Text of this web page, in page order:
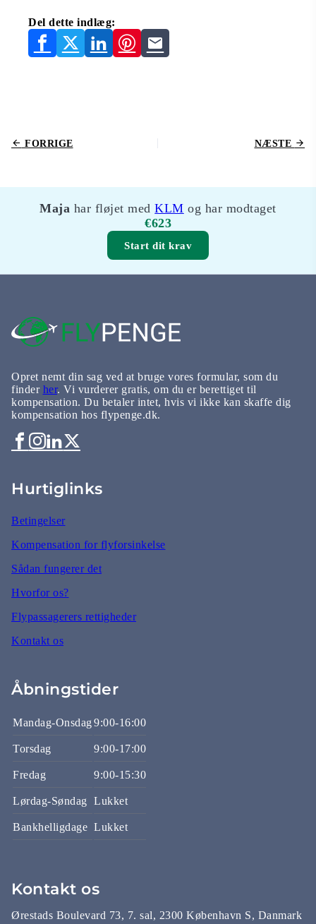
Del dette indlæg:
FORRIGE NÆSTE
Maja har fløjet medKLM og har modtaget
€623
Start dit krav
Opret nemt din sag ved at bruge vores formular, som du
finder her. Vi vurderer gratis, om du er berettiget til
kompensation. Du betaler intet, hvis vi ikke kan skaffe dig
kompensation hos flypenge.dk.
Hurtiglinks
Betingelser
Kompensation for flyforsinkelse
Sådan fungerer det
Hvorfor os?
Flypassagerers rettigheder
Kontakt os
Åbningstider
Mandag-Onsdag9:00-16:00
Torsdag 9:00-17:00
Fredag 9:00-15:30
Lørdag-Søndag Lukket
Bankhelligdage Lukket
Kontakt os
Ørestads Boulevard 73, 7. sal, 2300 København S, Danmark